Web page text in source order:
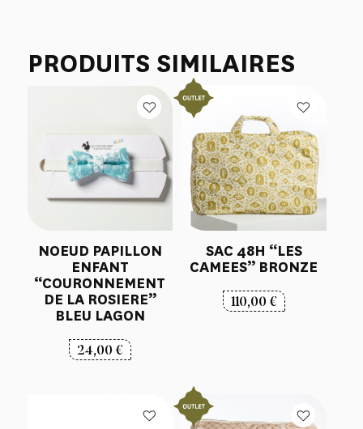
PRODUITS SIMILAIRES
NOEUD PAPILLON
ENFANT
“COURONNEMENT
DE LA ROSIERE”
BLEU LAGON
24,00€
SAC 48H “LES
CAMEES” BRONZE
110,00€